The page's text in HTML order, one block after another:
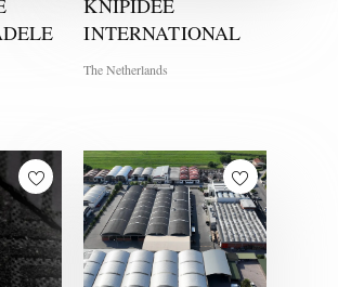
KNIPIDEE
INTERNATIONAL
The Netherlands